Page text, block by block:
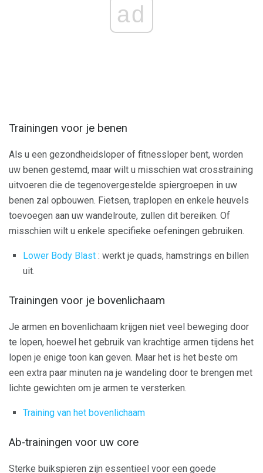
ad
Trainingen voor je benen
Als u een gezondheidsloper of fitnessloper bent, worden
uw benen gestemd, maar wilt u misschien wat crosstraining
uitvoeren die de tegenovergestelde spiergroepen in uw
benen zal opbouwen. Fietsen, traplopen en enkele heuvels
toevoegen aan uw wandelroute, zullen dit bereiken. Of
misschien wilt u enkele specifieke oefeningen gebruiken.
Lower Body Blast : werkt je quads, hamstrings en billen
uit.
Trainingen voor je bovenlichaam
Je armen en bovenlichaam krijgen niet veel beweging door
te lopen, hoewel het gebruik van krachtige armen tijdens het
lopen je enige toon kan geven. Maar het is het beste om
een ​​extra paar minuten na je wandeling door te brengen met
lichte gewichten om je armen te versterken.
Training van het bovenlichaam
Ab-trainingen voor uw core
Sterke buikspieren zijn essentieel voor een goede